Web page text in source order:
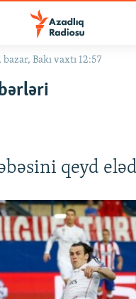
Bakı vaxtı 12:57
qeyd